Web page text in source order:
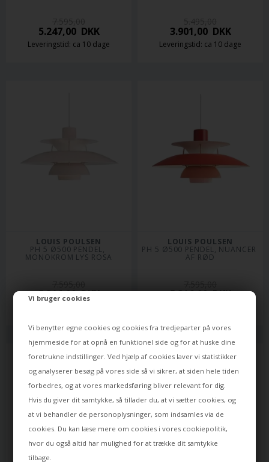
Vi bruger cookies
Vi benytter egne cookies og cookies fra tredjeparter på vores
hjemmeside for at opnå en funktionel side og for at huske dine
foretrukne indstillinger. Ved hjælp af cookies laver vi statistikker
og analyserer besøg på vores side så vi sikrer, at siden hele tiden
forbedres, og at vores markedsføring bliver relevant for dig.
Hvis du giver dit samtykke, så tillader du, at vi sætter cookies, og
at vi behandler de personoplysninger, som indsamles via de
cookies. Du kan læse mere om cookies i vores cookiepolitik,
hvor du også altid har mulighed for at trække dit samtykke
tilbage.
5.247,00DKK
Leveringstid: ca 10 dage
3.901,00DKK
Leveringstid: ca 10 dage
LOUIS POULSEN
PH 5 Ø500 PENDEL,
MONOKROM LYS ROSA
5.316,00DKK
LOUIS POULSEN
PH 5 Ø500 PENDEL, NUANCER
AF RØD
5.316,00DKK